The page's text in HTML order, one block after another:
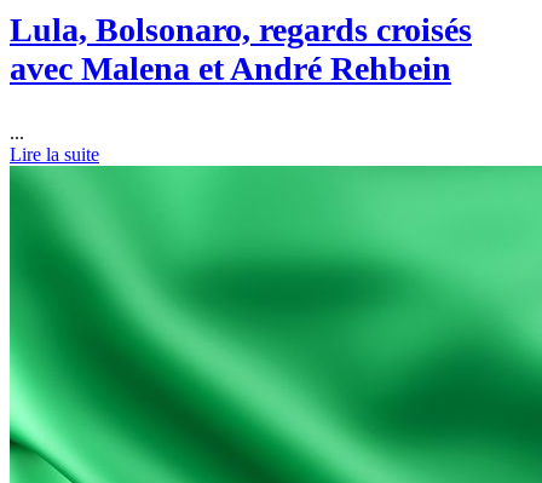
Lula, Bolsonaro, regards croisés
avec Malena et André Rehbein
...
Lire la suite